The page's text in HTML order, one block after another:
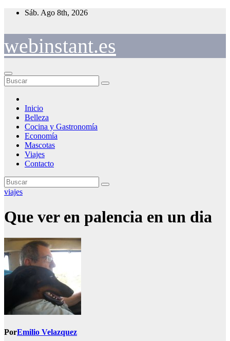
Saltar
Sáb. Ago 8th, 2026
webinstant.es
Inicio
Belleza
Cocina y Gastronomía
Economía
Mascotas
Viajes
Contacto
viajes
Que ver en palencia en un dia
PorEmilio Velazquez